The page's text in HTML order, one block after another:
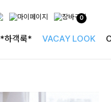
0
*하객룩* VACAY LOOK